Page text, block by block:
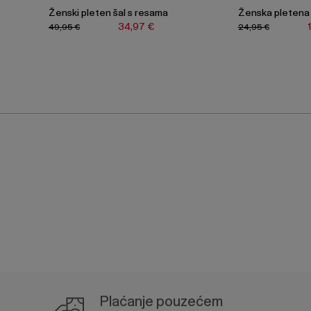
Ženski pleten šal s resama
34,97 €
49,95 €
Ženska pletena
24,95 €
Plaćanje pouzećem